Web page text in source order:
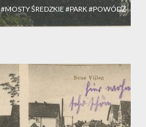
#MOSTY ŚREDZKIE #PARK#POWÓDŹ